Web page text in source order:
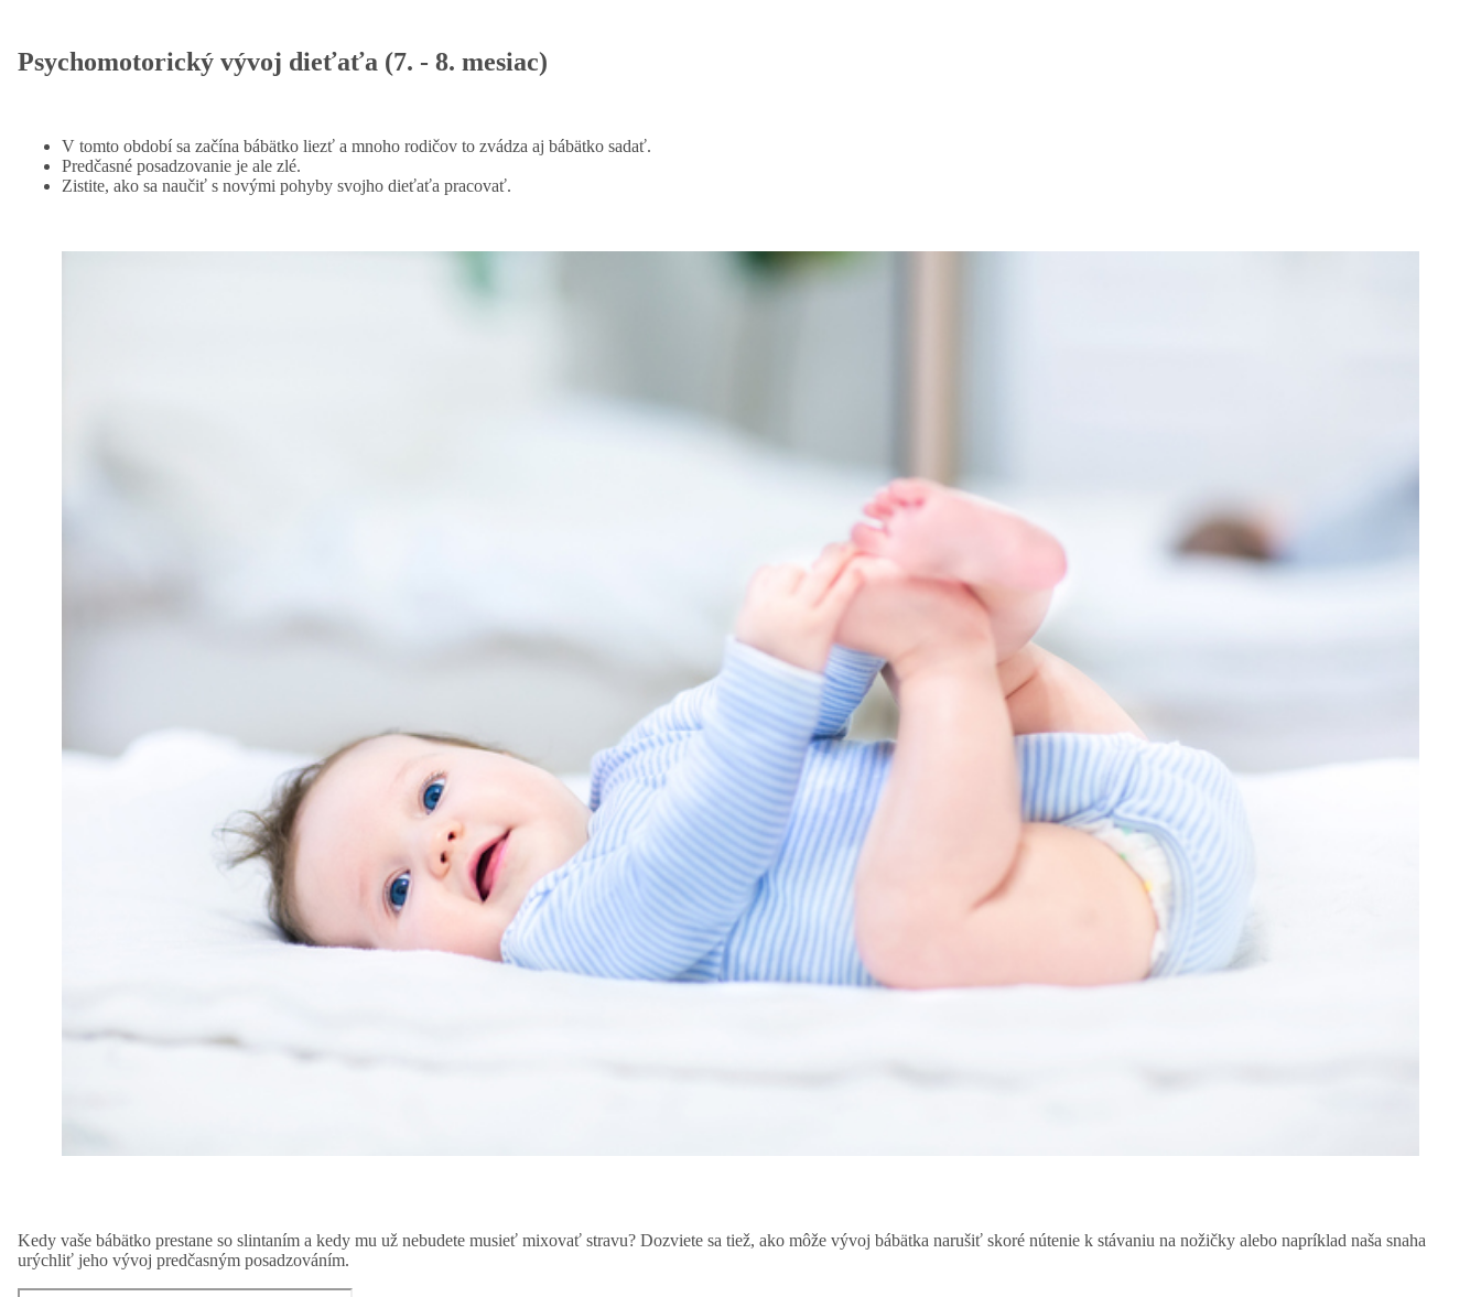
Psychomotorický vývoj dieťaťa (7. - 8. mesiac)
V tomto období sa začína bábätko liezť a mnoho rodičov to zvádza aj bábätko sadať.
Predčasné posadzovanie je ale zlé.
Zistite, ako sa naučiť s novými pohyby svojho dieťaťa pracovať.
Kedy vaše bábätko prestane so slintaním a kedy mu už nebudete musieť mixovať stravu? Dozviete sa tiež, ako môže vývoj bábätka narušiť skoré nútenie k stávaniu na nožičky alebo napríklad naša snaha
urýchliť jeho vývoj predčasným posadzováním.